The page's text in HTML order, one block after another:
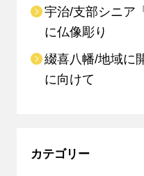
宇治/支部シニア
に仏像彫り
綴喜八幡/地域に
に向けて
カテゴリー